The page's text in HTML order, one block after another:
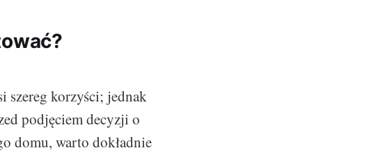
szereg korzyści; jednak
podjęciem decyzji o
domu, warto dokładnie